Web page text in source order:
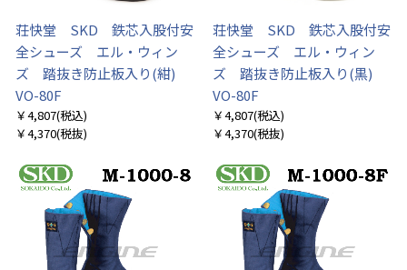
荘快堂 SKD 鉄芯入股付安
全シューズ エル・ウィン
ズ 踏抜き防止板入り(紺)
VO-80F
￥4,807(税込)
￥4,370(税抜)
荘快堂 SKD 鉄芯入股付安
全シューズ エル・ウィン
ズ 踏抜き防止板入り(黒)
VO-80F
￥4,807(税込)
￥4,370(税抜)
お買い物を続ける カートへ進む